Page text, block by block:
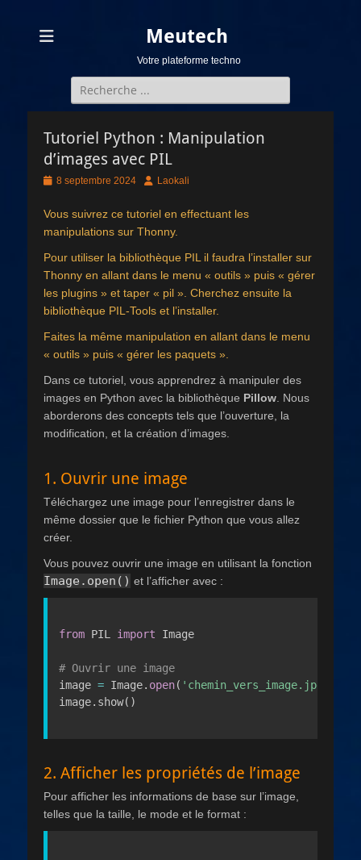
Meutech
Votre plateforme techno
Rechercher :
Tutoriel Python : Manipulation
d’images avec PIL
Posted
8 septembre 2024 AuthorLaokali
Vous suivrez ce tutoriel en effectuant les
manipulations sur Thonny.
Pour utiliser la bibliothèque PIL il faudra l’installer sur
Thonny en allant dans le menu « outils » puis « gérer
les plugins » et taper « pil ». Cherchez ensuite la
bibliothèque PIL-Tools et l’installer.
Faites la même manipulation en allant dans le menu
« outils » puis « gérer les paquets ».
Dans ce tutoriel, vous apprendrez à manipuler des
images en Python avec la bibliothèque Pillow . Nous
aborderons des concepts tels que l’ouverture, la
modification, et la création d’images.
1. Ouvrir une image
Téléchargez une image pour l’enregistrer dans le
même dossier que le fichier Python que vous allez
créer.
Vous pouvez ouvrir une image en utilisant la fonction
Image.open() et l’afficher avec :
from PIL import Image
# Ouvrir une image
image = Image. open( 'chemin_vers_image.jpg'
image. show( )
2. Afficher les propriétés de l’image
Pour afficher les informations de base sur l’image,
telles que la taille, le mode et le format :